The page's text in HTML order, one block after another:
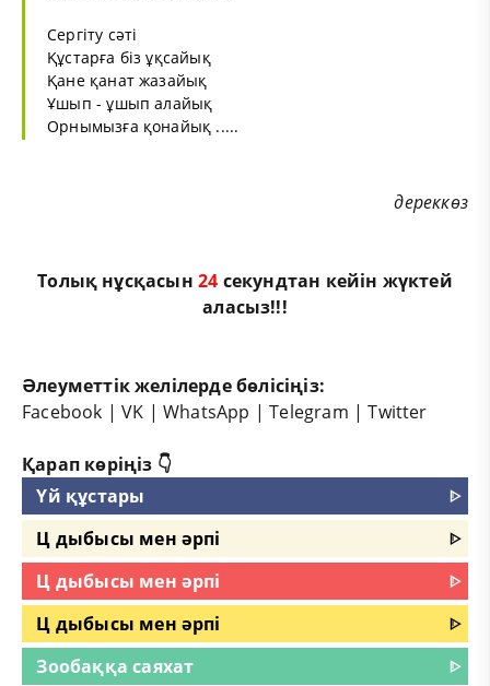
Сергіту сәті
Құстарға біз ұқсайық
Қане қанат жазайық
Ұшып - ұшып алайық
Орнымызға қонайық .....
дереккөз
Толық нұсқасын24 секундтан кейін жүктей
аласыз!!!
Әлеуметтік желілерде бөлісіңіз:
Facebook |VK |WhatsApp |Telegram |Twitter
Қарап көріңіз 👇
Үй құстары
ᐈ
Ц дыбысы мен әрпі
ᐈ
Ц дыбысы мен әрпі
ᐈ
Ц дыбысы мен әрпі
ᐈ
Зообаққа саяхат
ᐈ